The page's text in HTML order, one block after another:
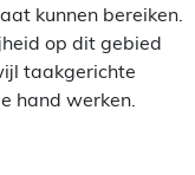
kunnen bereiken.
op dit gebied
taakgerichte
hand werken.